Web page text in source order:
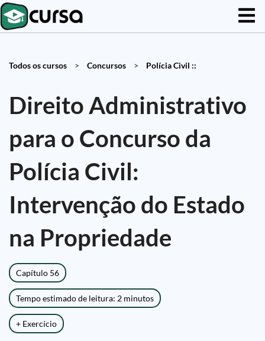
Todos os cursos > Concursos > Polícia Civil ::
Direito Administrativo
para o Concurso da
Polícia Civil:
Intervenção do Estado
na Propriedade
Capítulo 56
Tempo estimado de leitura: 2 minutos
+ Exercício